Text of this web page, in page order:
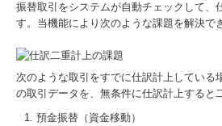
振替取引をシステムが自動チェックして、
す。当機能により次のような課題を解決で
次のような取引をすでに仕訳計上している
の取引データを、無条件に仕訳計上すると
預金振替（資金移動）